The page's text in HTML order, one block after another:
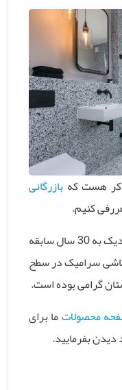
ذکر هست که بازرگانی
کنیم.
تیم بازرگانی استادی افتخار دارد با نزدیک به 30 سال سابقه
سرامیک در سطح
گرامی بوده است.
محصولاتما برای
بفرمایید.